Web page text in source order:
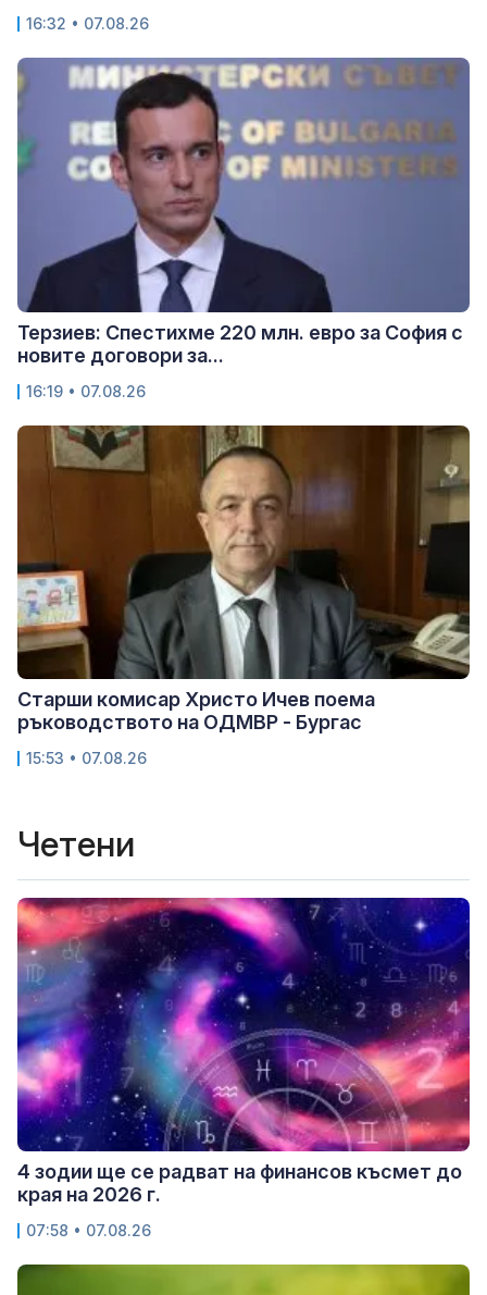
16:32 • 07.08.26
Терзиев: Спестихме 220 млн. евро за София с
новите договори за...
16:19 • 07.08.26
Старши комисар Христо Ичев поема
ръководството на ОДМВР - Бургас
15:53 • 07.08.26
Четени
4 зодии ще се радват на финансов късмет до
края на 2026 г.
07:58 • 07.08.26